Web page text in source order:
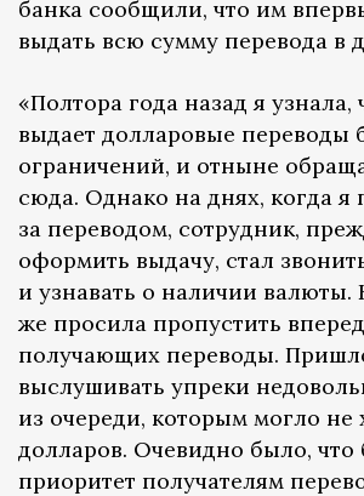
банка сообщили, что им
выдать всю сумму перевода в
«Полтора года назад я
выдает долларовые переводы
ограничений, и отныне
сюда. Однако на днях, когда я
за переводом, сотрудник,
оформить выдачу, стал
и узнавать о наличии валюты.
же просила пропустить
получающих переводы.
выслушивать упреки
из очереди, которым могло не
долларов. Очевидно было, что
приоритет получателям